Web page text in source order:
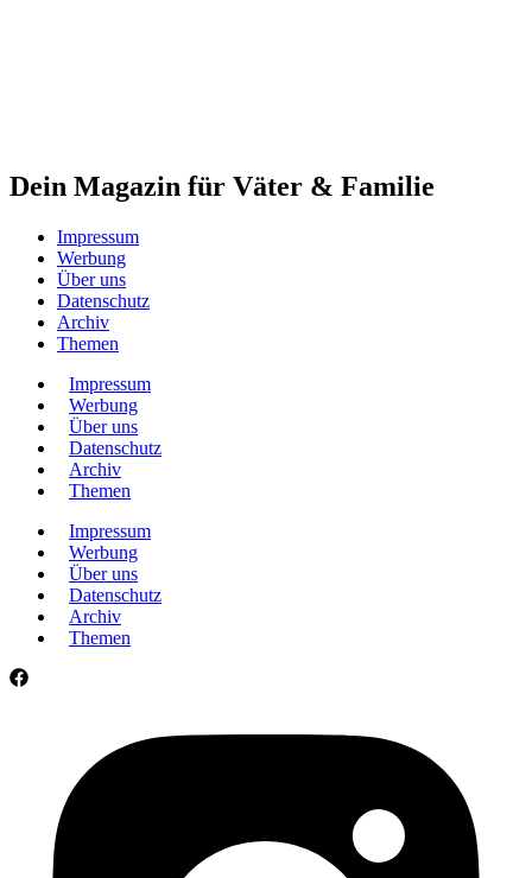
Dein Magazin für Väter & Familie
Impressum
Werbung
Über uns
Datenschutz
Archiv
Themen
Impressum
Werbung
Über uns
Datenschutz
Archiv
Themen
Impressum
Werbung
Über uns
Datenschutz
Archiv
Themen